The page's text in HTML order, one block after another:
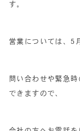
す。
営業については、5
問い合わせや緊急
できますので、